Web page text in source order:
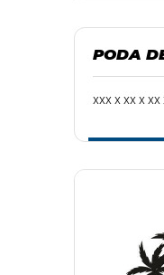
PODA
xxx x xx x xx